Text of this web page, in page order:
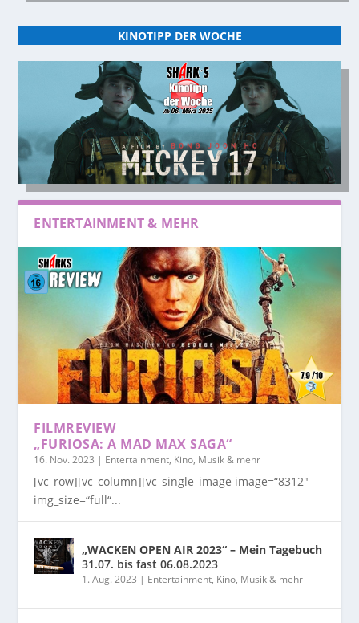
KINOTIPP DER WOCHE
ENTERTAINMENT & MEHR
FILMREVIEW
„FURIOSA: A MAD MAX SAGA“
16. Nov. 2023 | Entertainment, Kino, Musik & mehr
[vc_row][vc_column][vc_single_image image=“8312″
img_size=“full“...
„WACKEN OPEN AIR 2023“ – Mein Tagebuch
31.07. bis fast 06.08.2023
1. Aug. 2023 | Entertainment, Kino, Musik & mehr